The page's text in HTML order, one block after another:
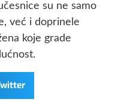
su ne samo
već i doprinele
koje grade